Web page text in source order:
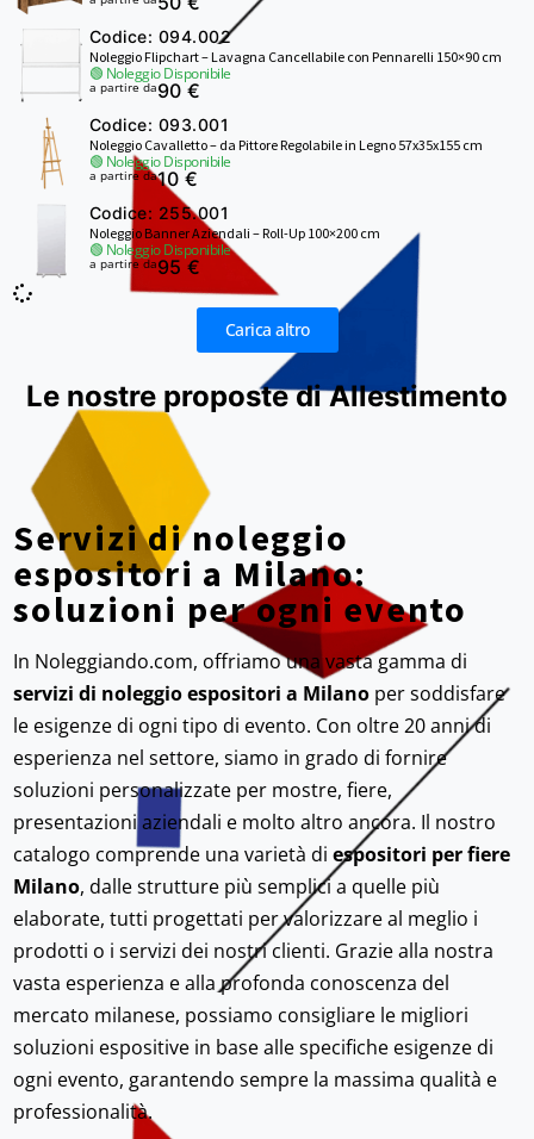
Codice: 094.002
Noleggio Flipchart – Lavagna Cancellabile con Pennarelli 150×90 cm
🟢 Noleggio Disponibile
a partire da90 €
Codice: 093.001
Noleggio Cavalletto – da Pittore Regolabile in Legno 57x35x155 cm
🟢 Noleggio Disponibile
a partire da10 €
Codice: 255.001
Noleggio Banner Aziendali – Roll-Up 100×200 cm
🟢 Noleggio Disponibile
a partire da95 €
Carica altro
Le nostre proposte di Allestimento
Servizi di noleggio
espositori a Milano:
soluzioni per ogni evento
In Noleggiando.com, offriamo una vasta gamma di
servizi di noleggio espositori a Milano per soddisfare
le esigenze di ogni tipo di evento. Con oltre 20 anni di
esperienza nel settore, siamo in grado di fornire
soluzioni personalizzate per mostre, fiere,
presentazioni aziendali e molto altro ancora. Il nostro
catalogo comprende una varietà diespositori per fiere
Milano, dalle strutture più semplici a quelle più
elaborate, tutti progettati per valorizzare al meglio i
prodotti o i servizi dei nostri clienti. Grazie alla nostra
vasta esperienza e alla profonda conoscenza del
mercato milanese, possiamo consigliare le migliori
soluzioni espositive in base alle specifiche esigenze di
ogni evento, garantendo sempre la massima qualità e
professionalità.